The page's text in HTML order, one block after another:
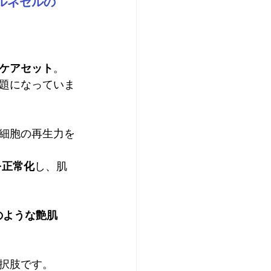
アセット 。
になっていま
胞の再生力を
常化し、肌
ような艶肌
肢です。